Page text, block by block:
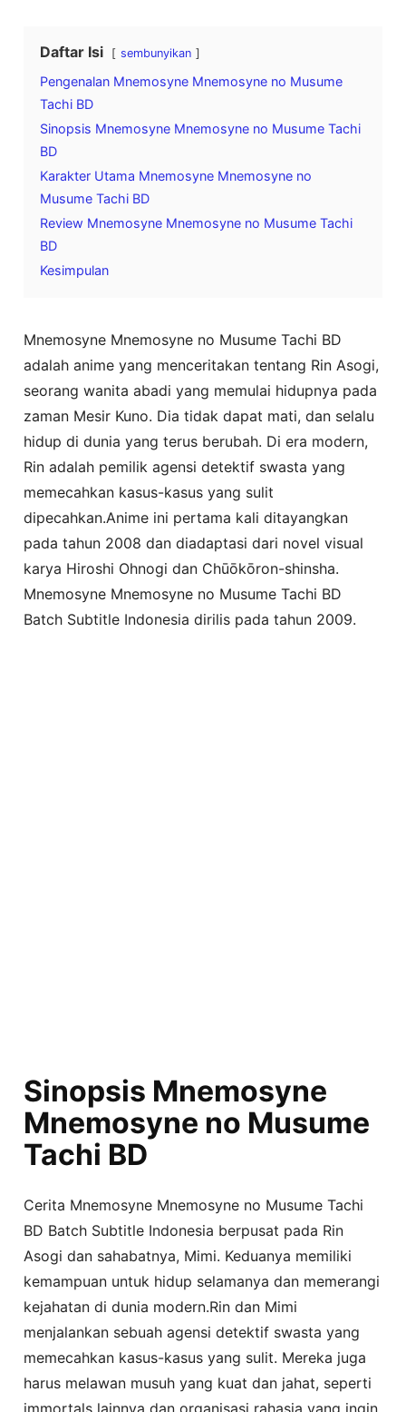
Daftar Isi sembunyikan
Pengenalan Mnemosyne Mnemosyne no Musume
Tachi BD
Sinopsis Mnemosyne Mnemosyne no Musume Tachi
BD
Karakter Utama Mnemosyne Mnemosyne no
Musume Tachi BD
Review Mnemosyne Mnemosyne no Musume Tachi
BD
Kesimpulan
Mnemosyne Mnemosyne no Musume Tachi BD
adalah anime yang menceritakan tentang Rin Asogi,
seorang wanita abadi yang memulai hidupnya pada
zaman Mesir Kuno. Dia tidak dapat mati, dan selalu
hidup di dunia yang terus berubah. Di era modern,
Rin adalah pemilik agensi detektif swasta yang
memecahkan kasus-kasus yang sulit
dipecahkan.Anime ini pertama kali ditayangkan
pada tahun 2008 dan diadaptasi dari novel visual
karya Hiroshi Ohnogi dan Chūōkōron-shinsha.
Mnemosyne Mnemosyne no Musume Tachi BD
Batch Subtitle Indonesia dirilis pada tahun 2009.
Sinopsis Mnemosyne
Mnemosyne no Musume
Tachi BD
Cerita Mnemosyne Mnemosyne no Musume Tachi
BD Batch Subtitle Indonesia berpusat pada Rin
Asogi dan sahabatnya, Mimi. Keduanya memiliki
kemampuan untuk hidup selamanya dan memerangi
kejahatan di dunia modern.Rin dan Mimi
menjalankan sebuah agensi detektif swasta yang
memecahkan kasus-kasus yang sulit. Mereka juga
harus melawan musuh yang kuat dan jahat, seperti
immortals lainnya dan organisasi rahasia yang ingin